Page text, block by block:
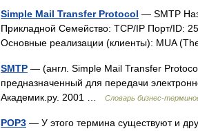
Simple Mail Transfer Protocol — SMTP
Прикладной Семейство: TCP/IP Порт/ID:
Основные реализации (клиенты): MUA
SMTP — (англ. Simple Mail Transfer
предназначенный для передачи
Академик.ру. 2001 …
Словарь бизнес-
POP3 — У этого термина существуют и